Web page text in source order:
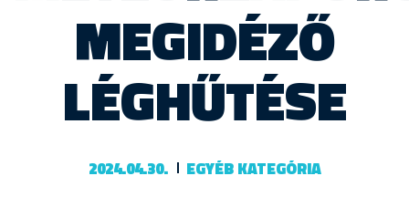
MEGIDÉZŐ
LÉGHŰTÉSE
2024.04.30. EGYÉB KATEGÓRIA